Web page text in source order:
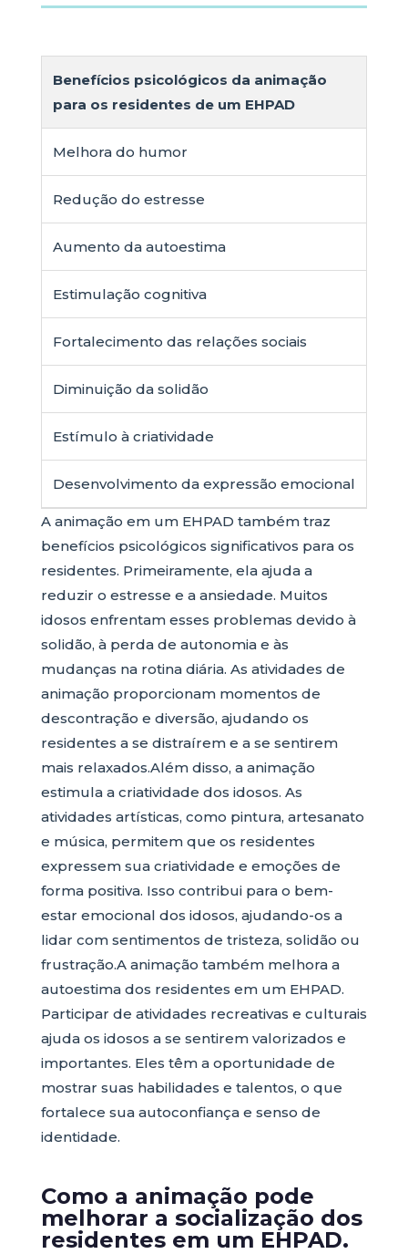
Benefícios psicológicos da animação
para os residentes de um EHPAD
Melhora do humor
Redução do estresse
Aumento da autoestima
Estimulação cognitiva
Fortalecimento das relações sociais
Diminuição da solidão
Estímulo à criatividade
Desenvolvimento da expressão emocional
A animação em um EHPAD também traz
benefícios psicológicos significativos para os
residentes. Primeiramente, ela ajuda a
reduzir o estresse e a ansiedade. Muitos
idosos enfrentam esses problemas devido à
solidão, à perda de autonomia e às
mudanças na rotina diária. As atividades de
animação proporcionam momentos de
descontração e diversão, ajudando os
residentes a se distraírem e a se sentirem
mais relaxados.Além disso, a animação
estimula a criatividade dos idosos. As
atividades artísticas, como pintura, artesanato
e música, permitem que os residentes
expressem sua criatividade e emoções de
forma positiva. Isso contribui para o bem-
estar emocional dos idosos, ajudando-os a
lidar com sentimentos de tristeza, solidão ou
frustração.A animação também melhora a
autoestima dos residentes em um EHPAD.
Participar de atividades recreativas e culturais
ajuda os idosos a se sentirem valorizados e
importantes. Eles têm a oportunidade de
mostrar suas habilidades e talentos, o que
fortalece sua autoconfiança e senso de
identidade.
Como a animação pode
melhorar a socialização dos
residentes em um EHPAD.